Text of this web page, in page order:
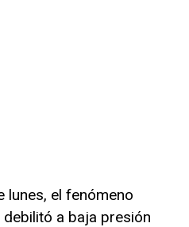
lunes, el fenómeno
a baja presión